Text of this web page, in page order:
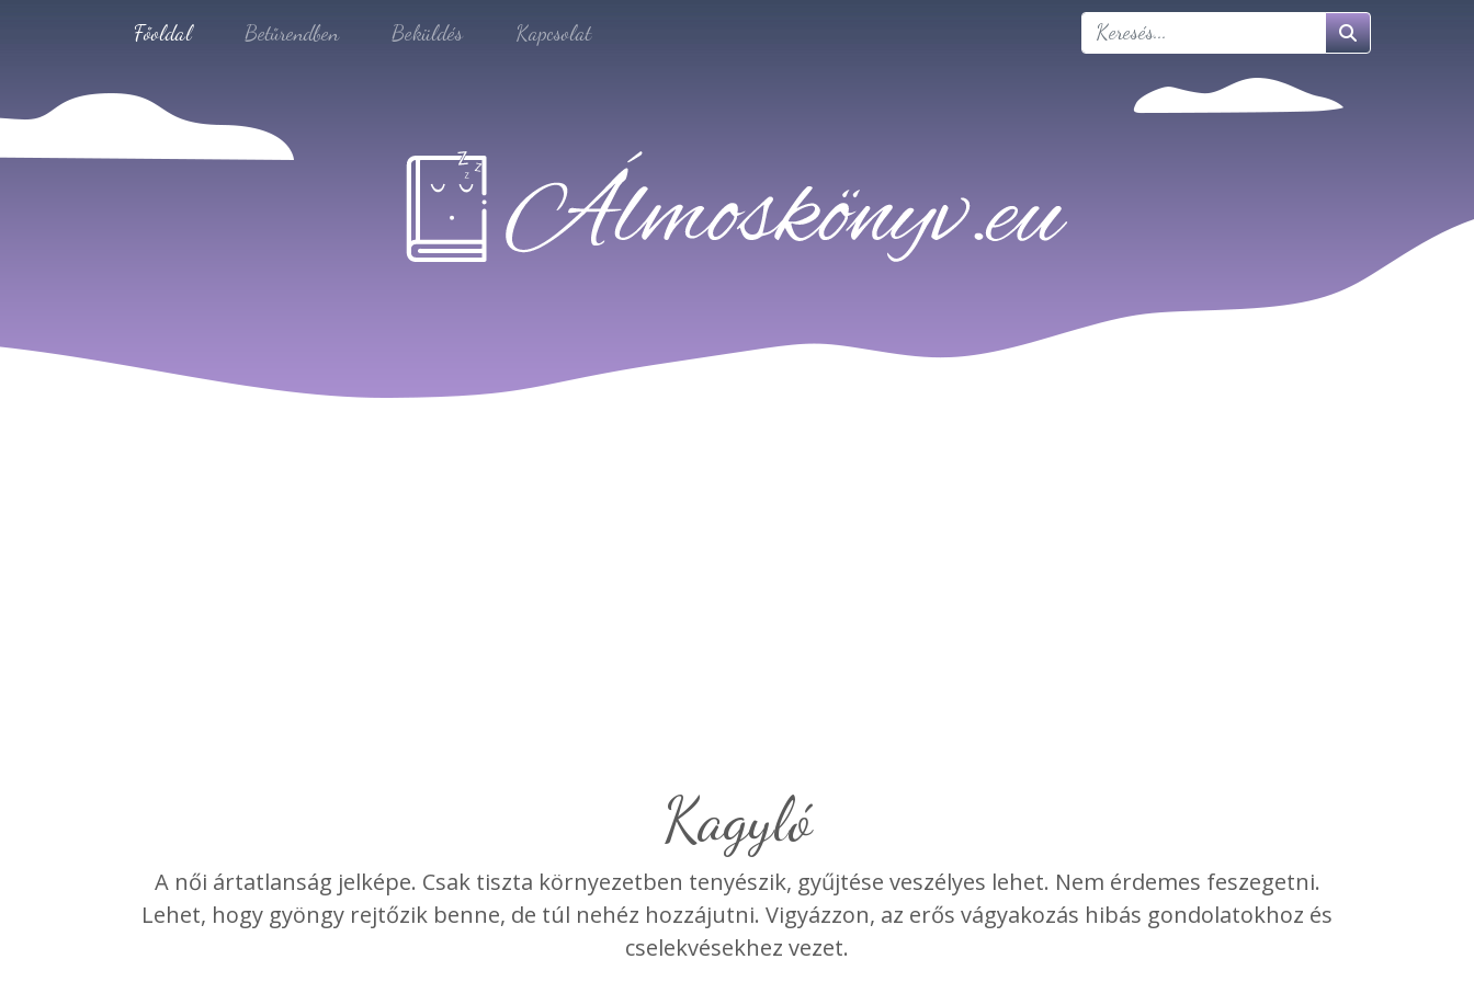
Főoldal Betűrendben Beküldés Kapcsolat
Kagyló
A női ártatlanság jelképe. Csak tiszta környezetben tenyészik, gyűjtése veszélyes lehet. Nem érdemes feszegetni.
Lehet, hogy gyöngy rejtőzik benne, de túl nehéz hozzájutni. Vigyázzon, az erős vágyakozás hibás gondolatokhoz és
cselekvésekhez vezet.